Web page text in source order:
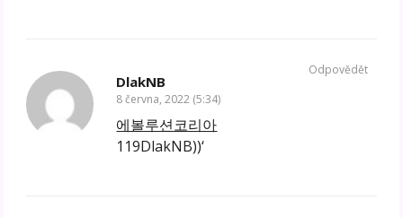
DlakNB
8 června, 2022 (5:34)
에볼루션코리아
119DlakNB))‘
Odpovědět